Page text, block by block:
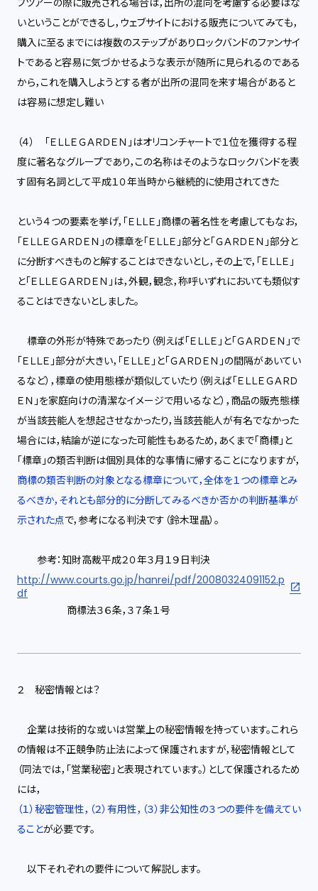
ブツアーの際に販売される場合は，出所の混同を考慮する必要はな
いということができるし，ウェブサイトにおける販売についてみても，
購入に至るまでには複数のステップがありロックバンドのファンサイ
トであると容易に気づかせるような表示が随所に見られるのである
から，これを購入しようとする者が出所の混同を来す場合があると
は容易に想定し難い
（４） 「ＥＬＬＥＧＡＲＤＥＮ」はオリコンチャートで１位を獲得する程
度に著名なグループであり，この名称はそのようなロックバンドを表
す固有名詞として平成１０年当時から継続的に使用されてきた
という４つの要素を挙げ，「ＥＬＬＥ」商標の著名性を考慮してもなお，
「ＥＬＬＥＧＡＲＤＥＮ」の標章を「ＥＬＬＥ」部分と「ＧＡＲＤＥＮ」部分と
に分断すべきものと解することはできないとし，その上で，「ＥＬＬＥ」
と「ＥＬＬＥＧＡＲＤＥＮ」は，外観，観念，称呼いずれにおいても類似す
ることはできないとしました。
標章の外形が特殊であったり（例えば「ＥＬＬＥ」と「ＧＡＲＤＥＮ」で
「ＥＬＬＥ」部分が大きい，「ＥＬＬＥ」と「ＧＡＲＤＥＮ」の間隔があいてい
るなど），標章の使用態様が類似していたり（例えば「ＥＬＬＥＧＡＲＤ
ＥＮ」を家庭向けの清潔なイメージで用いるなど），商品の販売態様
が当該芸能人を想起させなかったり，当該芸能人が有名でなかった
場合には，結論が逆になった可能性もあるため，あくまで「商標」と
「標章」の類否判断は個別具体的な事情に帰することになりますが，
商標の類否判断の対象となる標章について，全体を１つの標章とみ
るべきか，それとも部分的に分断してみるべきか否かの判断基準が
示された点で，参考になる判決です（鈴木理晶）。
参考：知財高裁平成２０年３月１９日判決
http://www.courts.go.jp/hanrei/pdf/20080324091152.p
df
商標法３６条，３７条１号
２ 秘密情報とは？
企業は技術的な或いは営業上の秘密情報を持っています。これら
の情報は不正競争防止法によって保護されますが，秘密情報として
（同法では，「営業秘密」と表現されています。）として保護されるため
には，
（１）秘密管理性，（２）有用性，（３）非公知性の３つの要件を備えてい
ることが必要です。
以下それぞれの要件について解説します。